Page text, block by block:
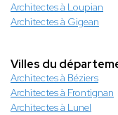
Architectes à Loupian
Architectes à Gigean
Villes du
Architectes à Béziers
Architectes à Frontignan
Architectes à Lunel